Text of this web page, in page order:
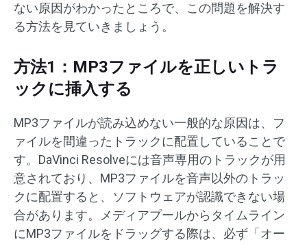
ない原因がわかったところで、この問題を解決す
る方法を見ていきましょう。
方法1：MP3ファイルを正しいトラ
ックに挿入する
MP3ファイルが読み込めない一般的な原因は、フ
ァイルを間違ったトラックに配置していることで
す。DaVinci Resolveには音声専用のトラックが用
意されており、MP3ファイルを音声以外のトラッ
クに配置すると、ソフトウェアが認識できない場
合があります。メディアプールからタイムライン
にMP3ファイルをドラッグする際は、必ず「オー